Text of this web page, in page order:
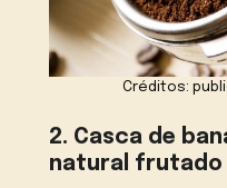
Créditos:
2. Casca de
natural frutado